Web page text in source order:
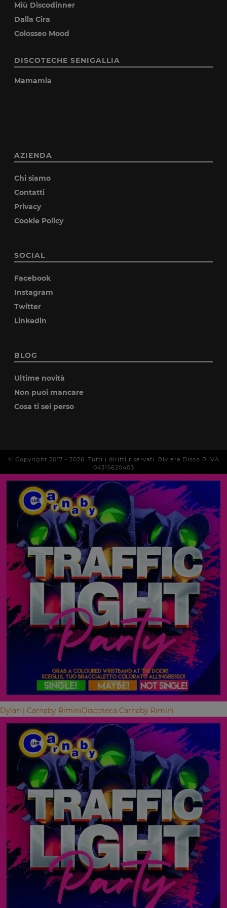
Miù Discodinner
Dalla Cira
Colosseo Mood
DISCOTECHE SENIGALLIA
Mamamia
AZIENDA
Chi siamo
Contatti
Privacy
Cookie Policy
SOCIAL
Facebook
Instagram
Twitter
Linkedin
BLOG
Ultime novità
Non puoi mancare
Cosa ti sei perso
© Copyright 2017 - 2026. Tutti i diritti riservati. Riviera Disco P.IVA
04315620403
Dylan | Carnaby RiminiDiscoteca Carnaby Rimini